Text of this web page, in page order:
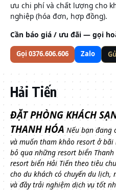
ưu chi phí và chất lượng cho
nghiệp (hóa đơn, hợp đồng).
Cần báo giá / ưu đãi — gọi
Gọi 0376.606.606 Zalo
Hải Tiến
ĐẶT PHÒNG KHÁCH
THANH HÓA Nếu bạn đang
và muốn tham khảo resort ở
bỏ qua những resort biển Thanh
resort biển Hải Tiến theo tiêu
cho du khách có chuyến du
và đầy trải nghiệm dịch vụ tốt